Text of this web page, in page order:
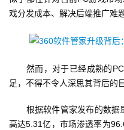
游
机
戏分发成本、解决后端推广难题
然而，对于已经成熟的PC
足，不得不令人深思其背后的
根据软件管家发布的数据
高达5.31亿，市场渗透率为